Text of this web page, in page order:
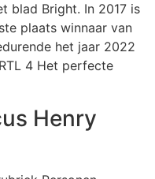
blad Bright. In 2017 is
plaats winnaar van
het jaar 2022
4 Het perfecte
Henry